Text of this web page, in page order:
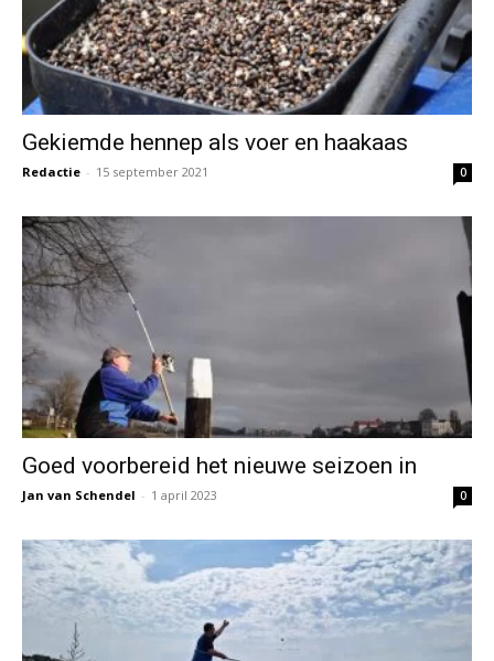
Gekiemde hennep als voer en haakaas
Redactie - 15 september 2021 0
Goed voorbereid het nieuwe seizoen in
Jan van Schendel - 1 april 2023 0